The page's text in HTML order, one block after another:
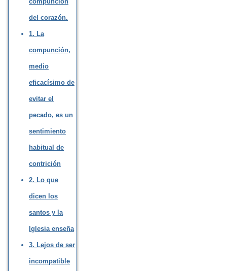
del corazón.
1. La
compunción,
medio
eficacísimo de
evitar el
pecado, es un
sentimiento
habitual de
contrición
2. Lo que
dicen los
santos y la
Iglesia enseña
3. Lejos de ser
incompatible